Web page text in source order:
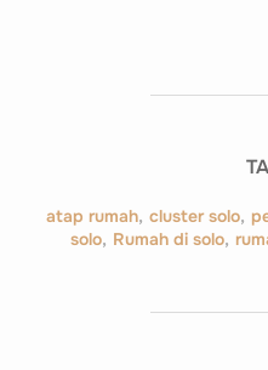
atap rumah, cluster solo,
solo, Rumah di solo,